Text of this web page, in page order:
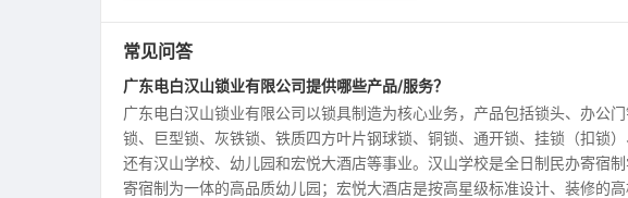
常见问答
广东电白汉山锁业有限公司提供哪些产品/服务？
广东电白汉山锁业有限公司以锁具制造为核心业务，产品包括锁头、办公
锁、巨型锁、灰铁锁、铁质四方叶片钢球锁、铜锁、通开锁、挂锁（扣锁
还有汉山学校、幼儿园和宏悦大酒店等事业。汉山学校是全日制民办寄宿
寄宿制为一体的高品质幼儿园；宏悦大酒店是按高星级标准设计、装修的